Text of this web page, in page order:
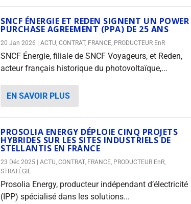
SNCF ÉNERGIE ET REDEN SIGNENT UN POWER
PURCHASE AGREEMENT (PPA) DE 25 ANS
20 Jan 2026 ACTU, CONTRAT, FRANCE, PRODUCTEUR EnR
SNCF Énergie, filiale de SNCF Voyageurs, et Reden,
acteur français historique du photovoltaïque,...
EN SAVOIR PLUS
PROSOLIA ENERGY DÉPLOIE CINQ PROJETS
HYBRIDES SUR LES SITES INDUSTRIELS DE
STELLANTIS EN FRANCE
23 Déc 2025 ACTU, CONTRAT, FRANCE, PRODUCTEUR EnR,
STRATÉGIE
Prosolia Energy, producteur indépendant d’électricité
(IPP) spécialisé dans les solutions...